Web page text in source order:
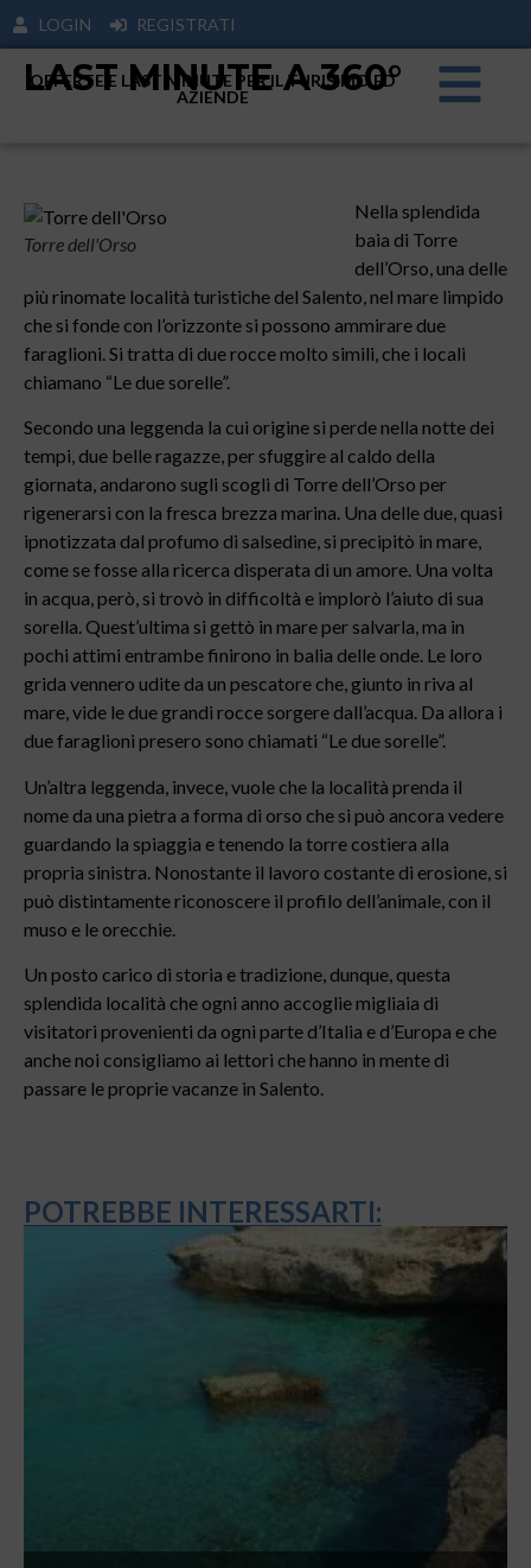
LOGIN REGISTRATI
LAST MINUTE A 360°
OFFERTE E LAST MINUTE PER IL TURISIMO ED
AZIENDE
Torre dell'Orso
Nella splendida
baia di Torre
dell’Orso, una delle
più rinomate località turistiche del Salento, nel mare limpido
che si fonde con l’orizzonte si possono ammirare due
faraglioni. Si tratta di due rocce molto simili, che i locali
chiamano “Le due sorelle”.
Secondo una leggenda la cui origine si perde nella notte dei
tempi, due belle ragazze, per sfuggire al caldo della
giornata, andarono sugli scogli di Torre dell’Orso per
rigenerarsi con la fresca brezza marina. Una delle due, quasi
ipnotizzata dal profumo di salsedine, si precipitò in mare,
come se fosse alla ricerca disperata di un amore. Una volta
in acqua, però, si trovò in difficoltà e implorò l’aiuto di sua
sorella. Quest’ultima si gettò in mare per salvarla, ma in
pochi attimi entrambe finirono in balia delle onde. Le loro
grida vennero udite da un pescatore che, giunto in riva al
mare, vide le due grandi rocce sorgere dall’acqua. Da allora i
due faraglioni presero sono chiamati “Le due sorelle”.
Un’altra leggenda, invece, vuole che la località prenda il
nome da una pietra a forma di orso che si può ancora vedere
guardando la spiaggia e tenendo la torre costiera alla
propria sinistra. Nonostante il lavoro costante di erosione, si
può distintamente riconoscere il profilo dell’animale, con il
muso e le orecchie.
Un posto carico di storia e tradizione, dunque, questa
splendida località che ogni anno accoglie migliaia di
visitatori provenienti da ogni parte d’Italia e d’Europa e che
anche noi consigliamo ai lettori che hanno in mente di
passare le proprie vacanze in Salento.
POTREBBE INTERESSARTI: